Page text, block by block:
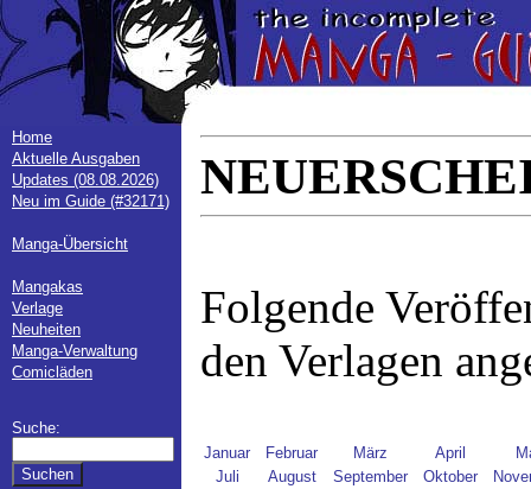
Home
Aktuelle Ausgaben
Updates (08.08.2026)
Neu im Guide (#32171)
Manga-Übersicht
Mangakas
Verlage
Neuheiten
Manga-Verwaltung
Comicläden
Suche:
Folgende
den Verlagen
Januar Februar März April
Juli
August September Oktober